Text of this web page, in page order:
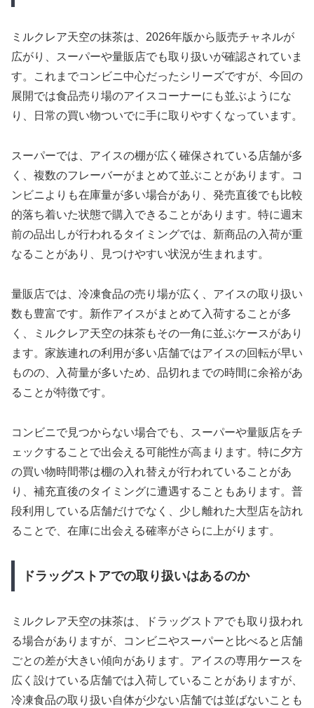
ミルクレア天空の抹茶は、2026年版から販売チャネルが
広がり、スーパーや量販店でも取り扱いが確認されていま
す。これまでコンビニ中心だったシリーズですが、今回の
展開では食品売り場のアイスコーナーにも並ぶようにな
り、日常の買い物ついでに手に取りやすくなっています。
スーパーでは、アイスの棚が広く確保されている店舗が多
く、複数のフレーバーがまとめて並ぶことがあります。コ
ンビニよりも在庫量が多い場合があり、発売直後でも比較
的落ち着いた状態で購入できることがあります。特に週末
前の品出しが行われるタイミングでは、新商品の入荷が重
なることがあり、見つけやすい状況が生まれます。
量販店では、冷凍食品の売り場が広く、アイスの取り扱い
数も豊富です。新作アイスがまとめて入荷することが多
く、ミルクレア天空の抹茶もその一角に並ぶケースがあり
ます。家族連れの利用が多い店舗ではアイスの回転が早い
ものの、入荷量が多いため、品切れまでの時間に余裕があ
ることが特徴です。
コンビニで見つからない場合でも、スーパーや量販店をチ
ェックすることで出会える可能性が高まります。特に夕方
の買い物時間帯は棚の入れ替えが行われていることがあ
り、補充直後のタイミングに遭遇することもあります。普
段利用している店舗だけでなく、少し離れた大型店を訪れ
ることで、在庫に出会える確率がさらに上がります。
ドラッグストアでの取り扱いはあるのか
ミルクレア天空の抹茶は、ドラッグストアでも取り扱われ
る場合がありますが、コンビニやスーパーと比べると店舗
ごとの差が大きい傾向があります。アイスの専用ケースを
広く設けている店舗では入荷していることがありますが、
冷凍食品の取り扱い自体が少ない店舗では並ばないことも